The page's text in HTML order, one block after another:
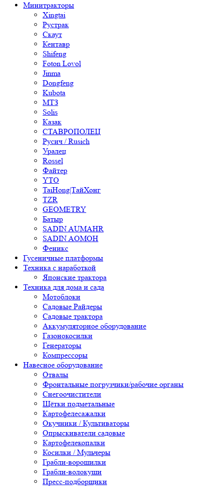
Минитракторы
Xingtai
Рустрак
Скаут
Кентавр
Shifeng
Foton Lovol
Jinma
Dongfeng
Kubota
МТЗ
Solis
Казак
СТАВРОПОЛЕЦ
Русич / Rusich
Уралец
Rossel
Файтер
YTO
TaiHong|ТайХонг
TZR
GEOMETRY
Батыр
SADIN AUMAHR
SADIN AOMOH
Феникс
Гусеничные платформы
Техника с наработкой
Японские трактора
Техника для дома и сада
Мотоблоки
Садовые Райдеры
Садовые трактора
Аккумуляторное оборудование
Газонокосилки
Генераторы
Компрессоры
Навесное оборудование
Отвалы
Фронтальные погрузчики/рабочие органы
Снегоочистители
Щётки подметальные
Картофелесажалки
Окучники / Культиваторы
Опрыскиватели садовые
Картофелекопалки
Косилки / Мульчеры
Грабли-ворошилки
Грабли-волокуши
Пресс-подборщики